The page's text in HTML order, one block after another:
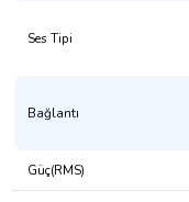
4. Hoparlör (Speaker)
Genelde ön kısmında
Özellikle FM ve SW için
Nostalji radyo:
Ses Tipi
Bağlantı
Güç(RMS)